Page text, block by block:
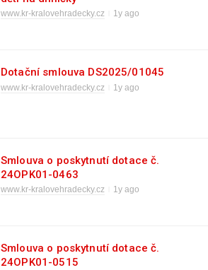
www.kr-kralovehradecky.cz 1y ago
Dotační smlouva DS2025/01045
www.kr-kralovehradecky.cz 1y ago
Smlouva o poskytnutí dotace č.
24OPK01-0463
www.kr-kralovehradecky.cz 1y ago
Smlouva o poskytnutí dotace č.
24OPK01-0515